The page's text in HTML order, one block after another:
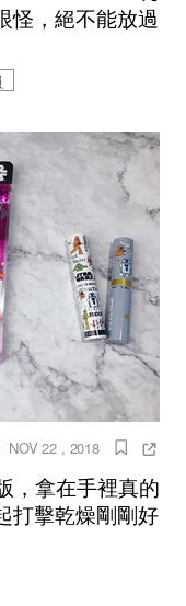
怪，絕不能放過
NOV 22 , 2018
，拿在手裡真的
打擊乾燥剛剛好